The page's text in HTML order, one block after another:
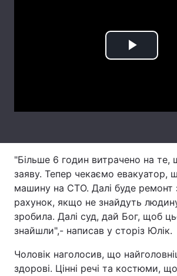
Play
"Більше 6 годин витрачено на те,
заяву. Тепер чекаємо евакуатор,
машину на СТО. Далі буде ремонт
рахунок, якщо не знайдуть
зробила. Далі суд, дай Бог, щоб
знайшли",- написав у сторіз Юлік.
Чоловік наголосив, що
здорові. Цінні речі та костюми,